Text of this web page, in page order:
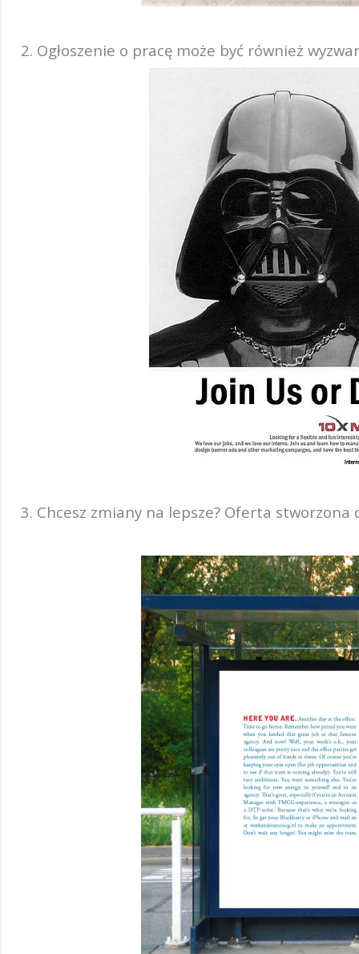
2. Ogłoszenie o pracę może być również
3. Chcesz zmiany na lepsze? Oferta stworzona